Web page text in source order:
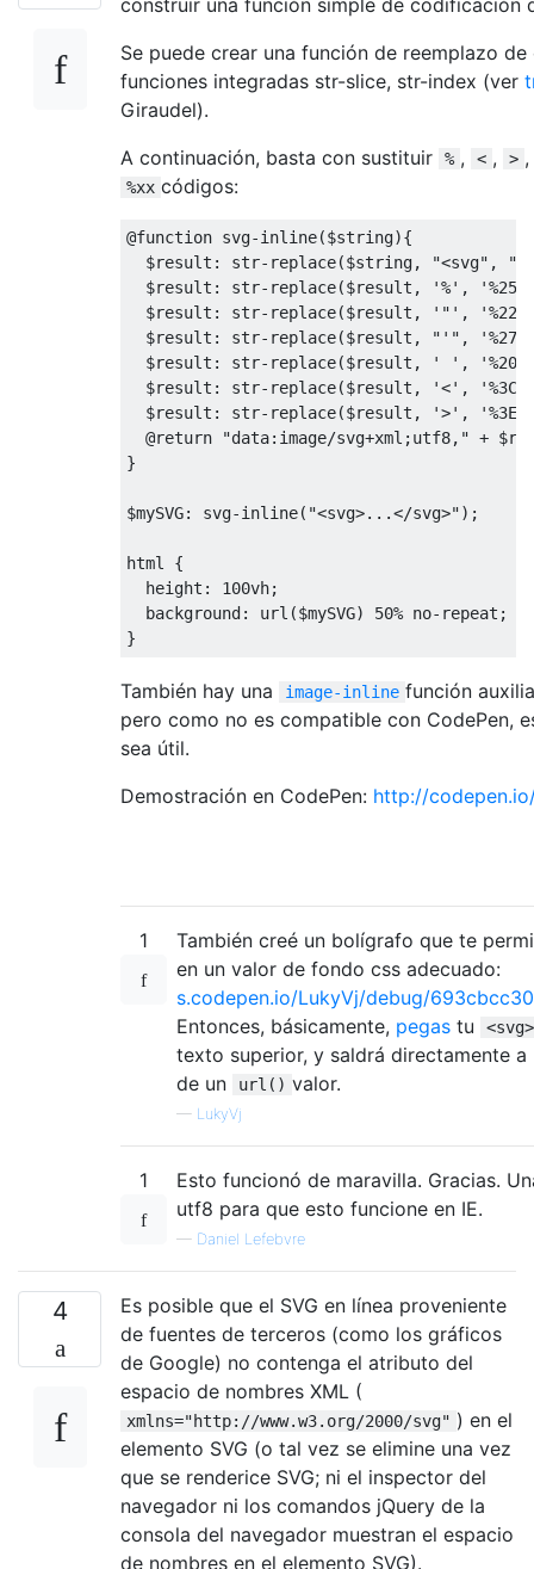
Se puede crear una función de reemplazo
funciones integradas str-slice, str-index (ver
Giraudel).
A continuación, basta con sustituir
% , < , > ,
%xx códigos:
@function svg-inline($string){
  $result
: str- replace($string, "<svg" ,
  $result
: str- replace($result , '%' , '%25'
  $result
: str- replace($result , '"' , '%22'
  $result
: str- replace($result , "'" , '%27'
  $result
: str- replace($result , ' ' , '%20'
  $result
: str- replace($result , '<' , '%3C'
  $result
: str- replace($result , '>' , '%3E'
@return
"data:image/svg+xml;utf8," +
}
$mySVG: svg-inline( "<svg>...</svg>");
html {
  height
: 100vh;
  background
: url ($mySVG) 50% no- repeat ;
}
También hay una image-inline función
pero como no es compatible con CodePen,
sea útil.
Demostración en CodePen: http://
1
También creé un bolígrafo que te
en un valor de fondo css adecuado:
s.codepen.io/LukyVj/debug/
Entonces, básicamente, pegas tu
texto superior, y saldrá directamente
de un
url() valor.
— LukyVj
1
Esto funcionó de maravilla. Gracias.
utf8 para que esto funcione en IE.
— Daniel Lefebvre
4
Es posible que el SVG en línea proveniente
de fuentes de terceros (como los gráficos
de Google) no contenga el atributo del
espacio de nombres XML (
xmlns="http://www.w3.org/2000/svg" ) en el
elemento SVG (o tal vez se elimine una vez
que se renderice SVG; ni el inspector del
navegador ni los comandos jQuery de la
consola del navegador muestran el espacio
de nombres en el elemento SVG).